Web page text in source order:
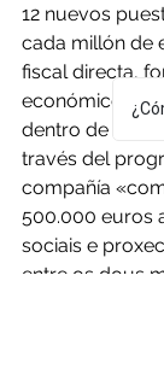
12 nuevos
cada millón de
fiscal directa,
económico de
dentro de su
través del
compañía
500.000 euros
sociais e
entre os dous